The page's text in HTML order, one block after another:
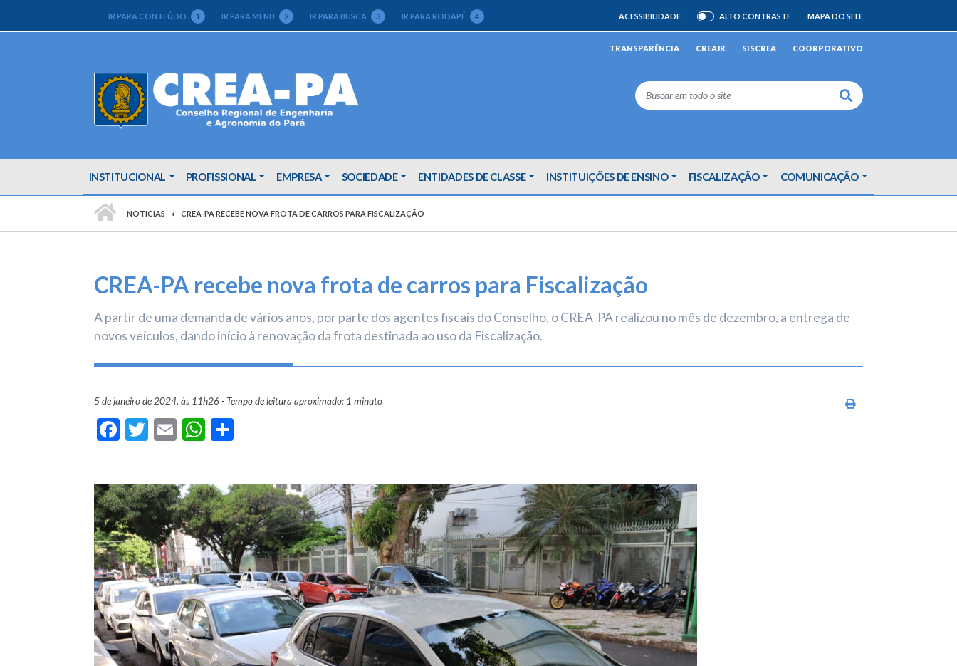
IR PARA CONTEÚDO 1 IR PARA MENU 2 IR PARA BUSCA 3 IR PARA RODAPÉ 4 ACESSIBILIDADE ATIVAR/DESATIVAR
ALTO CONTRASTE MAPA DO SITE
TRANSPARÊNCIA CREAJR SISCREA COORPORATIVO
Buscar
INSTITUCIONAL PROFISSIONAL EMPRESA SOCIEDADE ENTIDADES DE CLASSE INSTITUIÇÕES DE ENSINO FISCALIZAÇÃO COMUNICAÇÃO
NOTICIAS CREA-PA RECEBE NOVA FROTA DE CARROS PARA FISCALIZAÇÃO
CREA-PA recebe nova frota de carros para Fiscalização
A partir de uma demanda de vários anos, por parte dos agentes fiscais do Conselho, o CREA-PA realizou no mês de dezembro, a entrega de
novos veículos, dando início à renovação da frota destinada ao uso da Fiscalização.
Imprimir conteúdo
5 de janeiro de 2024, às 11h26 - Tempo de leitura aproximado: 1 minuto
Facebook
Twitter
EmailWhatsApp